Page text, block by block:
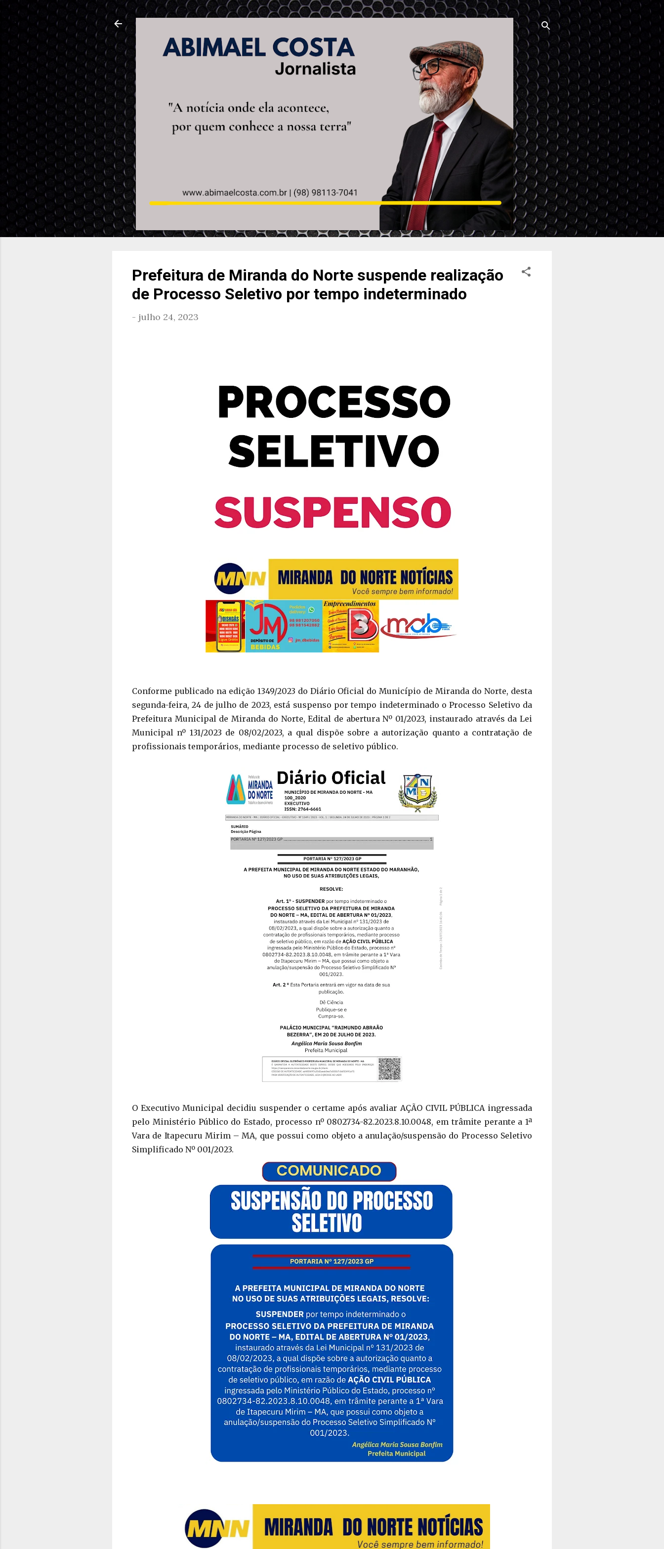
Pular para o conteúdo principal
Prefeitura de Miranda do Norte suspende realização
de Processo Seletivo por tempo indeterminado
- julho 24, 2023
Conforme publicado na edição 1349/2023 do Diário Oficial do Município de Miranda do Norte, desta
segunda-feira, 24 de julho de 2023, está suspenso por tempo indeterminado o Processo Seletivo da
Prefeitura Municipal de Miranda do Norte, Edital de abertura Nº 01/2023, instaurado através da Lei
Municipal nº 131/2023 de 08/02/2023, a qual dispõe sobre a autorização quanto a contratação de
profissionais temporários, mediante processo de seletivo público.
O Executivo Municipal decidiu suspender o certame após avaliar AÇÃO CIVIL PÚBLICA ingressada
pelo Ministério Público do Estado, processo nº 0802734-82.2023.8.10.0048, em trâmite perante a 1ª
Vara de Itapecuru Mirim – MA, que possui como objeto a anulação/suspensão do Processo Seletivo
Simplificado Nº 001/2023.